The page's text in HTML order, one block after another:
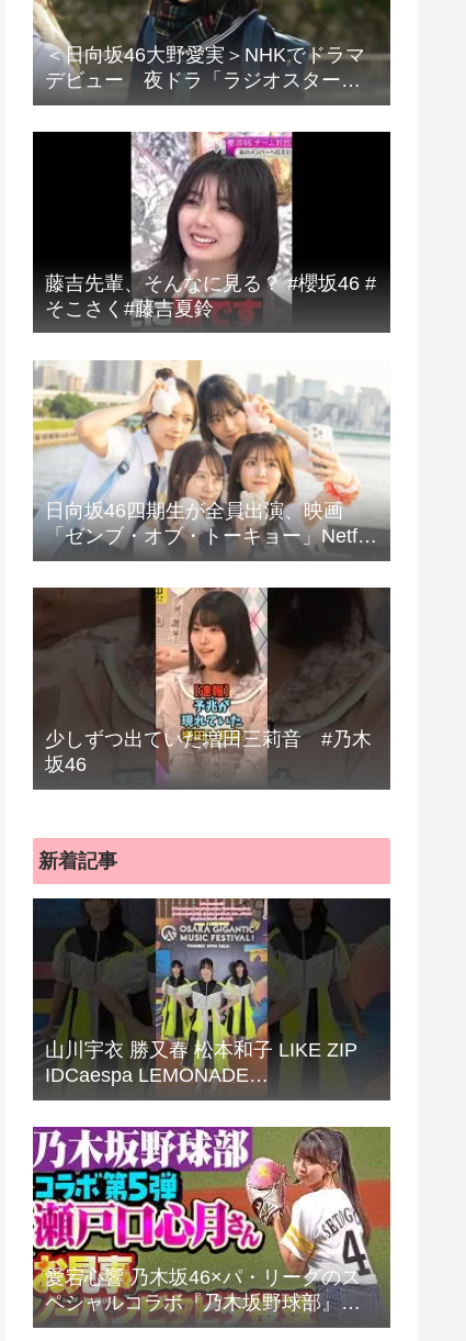
＜日向坂46大野愛実＞NHKでドラマ
デビュー 夜ドラ「ラジオスター」
登場に「かわいさハンパない」「演
技上手じゃん！」の声
藤吉先輩、そんなに見る？ #櫻坂46 #
そこさく#藤吉夏鈴
日向坂46四期生が全員出演、映画
「ゼンブ・オブ・トーキョー」Netflix
で配信
少しずつ出ていた増田三莉音 #乃木
坂46
新着記事
山川宇衣 勝又春 松本和子 LIKE ZIP
IDCaespa LEMONADE
Sakurazaka46
愛宕心響 乃木坂46×パ・リーグのス
ペシャルコラボ『乃木坂野球部』。
パ・リーグ6球団とパシフィックリの